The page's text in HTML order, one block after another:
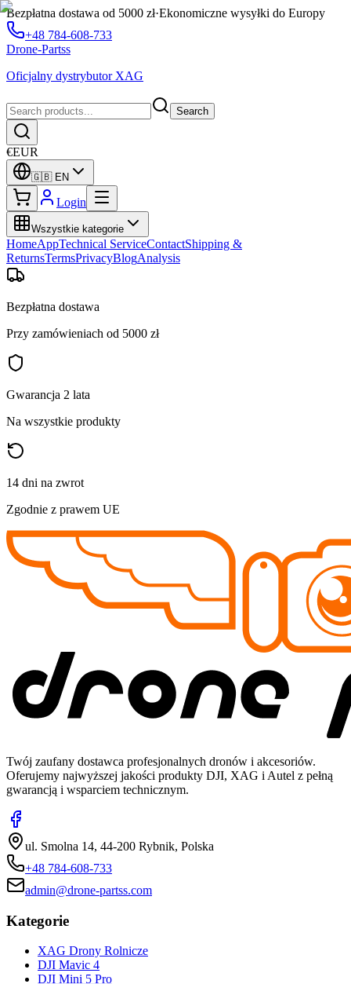
Bezpłatna dostawa od 5000 zł·Ekonomiczne wysyłki do Europy
+48 784-608-733
Drone-Partss
Oficjalny dystrybutor XAG
Search
€EUR
🇬🇧 EN
Login
Wszystkie kategorie
HomeAppTechnical ServiceContactShipping &
ReturnsTermsPrivacyBlogAnalysis
Bezpłatna dostawa
Przy zamówieniach od 5000 zł
Gwarancja 2 lata
Na wszystkie produkty
14 dni na zwrot
Zgodnie z prawem UE
Twój zaufany dostawca profesjonalnych dronów i akcesoriów.
Oferujemy najwyższej jakości produkty DJI, XAG i Autel z pełną
gwarancją i wsparciem technicznym.
ul. Smolna 14, 44-200 Rybnik, Polska
+48 784-608-733
admin@drone-partss.com
Kategorie
XAG Drony Rolnicze
DJI Mavic 4
DJI Mini 5 Pro